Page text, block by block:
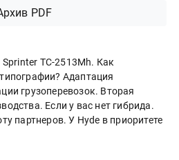
PDF
ТС-2513Mh. Как
Адаптация
грузоперевозок. Вторая
Если у вас нет гибрида.
партнеров. У Hyde в приоритете